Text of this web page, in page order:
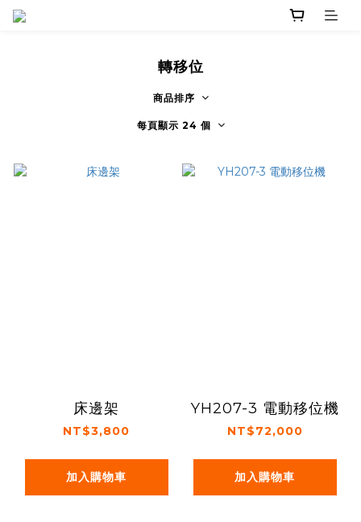
轉移位
商品排序
每頁顯示 24 個
床邊架
NT$3,800
加入購物車
YH207-3 電動移位機
NT$72,000
加入購物車